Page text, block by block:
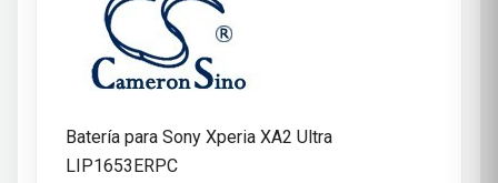
Batería para Sony Xperia XA2 Ultra
LIP1653ERPC